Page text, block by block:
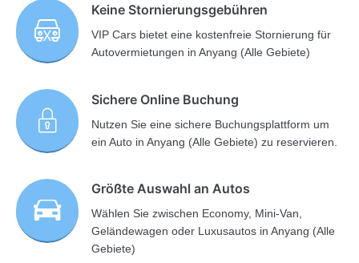
Keine Stornierungsgebühren
VIP Cars bietet eine kostenfreie Stornierung für
Autovermietungen in Anyang (Alle Gebiete)
Sichere Online Buchung
Nutzen Sie eine sichere Buchungsplattform um
ein Auto in Anyang (Alle Gebiete) zu reservieren.
Größte Auswahl an Autos
Wählen Sie zwischen Economy, Mini-Van,
Geländewagen oder Luxusautos in Anyang (Alle
Gebiete)